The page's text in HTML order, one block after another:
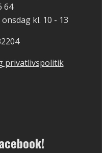
64
kl. 10 - 13
privatlivspolitik